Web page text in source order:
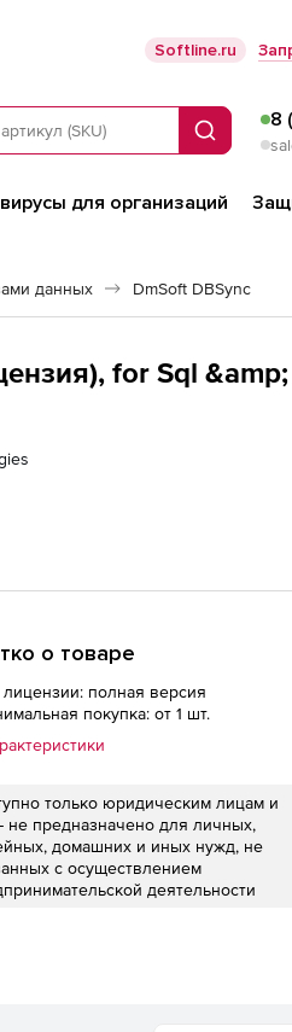
Softline.ru
Поиск
8
для организаций
данных DmSoft DBSync
for Sql &amp;
о товаре
лицензии: полная версия
покупка: от 1 шт.
только юридическим лицам и
не предназначено для личных,
домашних и иных нужд, не
с осуществлением
деятельности